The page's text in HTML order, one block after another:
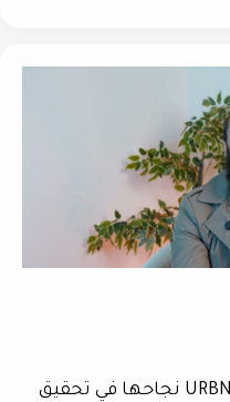
أعلنت شركة URBNZ Developments نجاحها في تحقيق